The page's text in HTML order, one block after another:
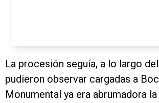
La procesión seguía, a lo largo
pudieron observar cargadas a
Monumental ya era abrumadora